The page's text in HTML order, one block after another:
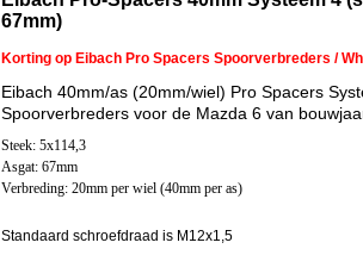
67mm)
Korting op Eibach Pro Spacers Spoorverbreders /
Eibach 40mm/as (20mm/wiel) Pro Spacers
Spoorverbreders voor de Mazda 6 van
Steek: 5x114,3
Asgat: 67mm
Verbreding: 20mm per wiel (40mm per as)
Standaard schroefdraad is M12x1,5